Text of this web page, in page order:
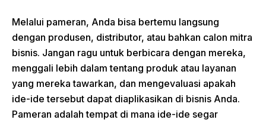
Melalui pameran, Anda bisa bertemu langsung
dengan produsen, distributor, atau bahkan calon mitra
bisnis. Jangan ragu untuk berbicara dengan mereka,
menggali lebih dalam tentang produk atau layanan
yang mereka tawarkan, dan mengevaluasi apakah
ide-ide tersebut dapat diaplikasikan di bisnis Anda.
Pameran adalah tempat di mana ide-ide segar